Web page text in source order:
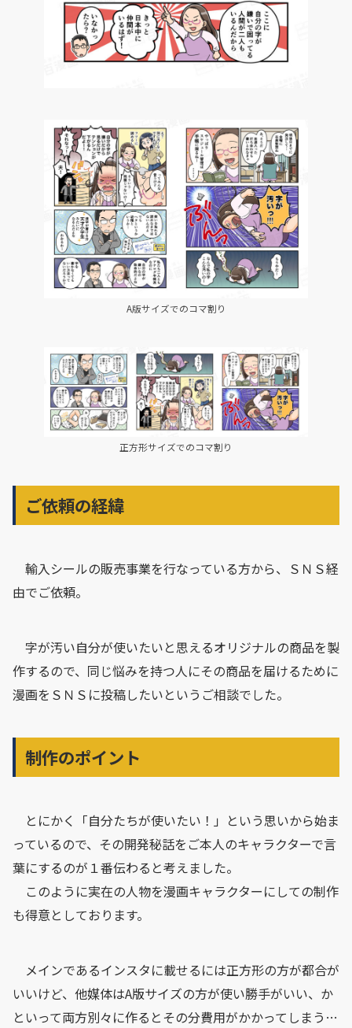
A版サイズでのコマ割り
正方形サイズでのコマ割り
ご依頼の経緯
輸入シールの販売事業を行なっている方から、ＳＮＳ経
由でご依頼。
字が汚い自分が使いたいと思えるオリジナルの商品を製
作するので、同じ悩みを持つ人にその商品を届けるために
漫画をＳＮＳに投稿したいというご相談でした。
制作のポイント
とにかく「自分たちが使いたい！」という思いから始ま
っているので、その開発秘話をご本人のキャラクターで言
葉にするのが１番伝わると考えました。
このように実在の人物を漫画キャラクターにしての制作
も得意としております。
メインであるインスタに載せるには正方形の方が都合が
いいけど、他媒体はA版サイズの方が使い勝手がいい、か
といって両方別々に作るとその分費用がかかってしまう…